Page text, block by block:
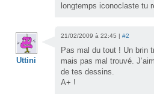
longtemps iconoclaste tu
Uttini
21/02/2009 à 22:45 | #2
Pas mal du tout ! Un brin
mais pas mal trouvé.
de tes dessins.
A+ !